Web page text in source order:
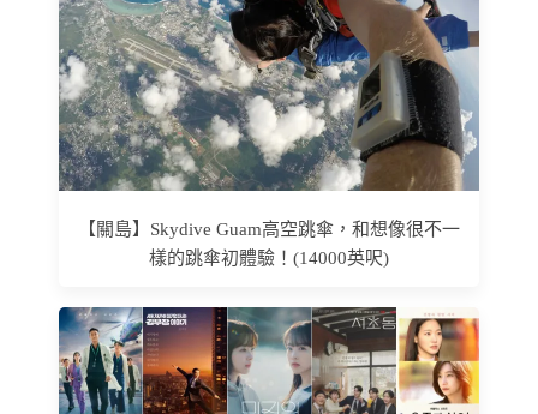
【關島】Skydive Guam高空跳傘，和想像很不一
樣的跳傘初體驗！(14000英呎)